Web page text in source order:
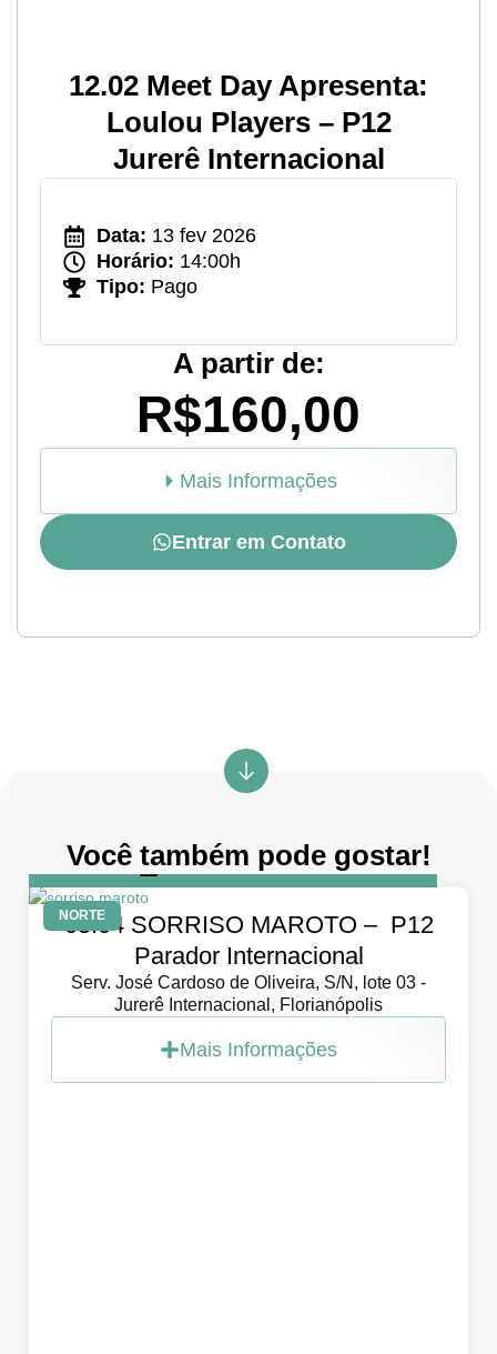
12.02 Meet Day Apresenta:
Loulou Players – P12
Jurerê Internacional
Data: 13 fev 2026
Horário: 14:00h
Tipo: Pago
A partir de:
R$160,00
Mais Informações
Entrar em Contato
Você também pode gostar!
NORTE
DIA5 de abril de 2026
05.04 SORRISO MAROTO – P12
Parador Internacional
Serv. José Cardoso de Oliveira, S/N, lote 03 -
Jurerê Internacional, Florianópolis
Mais Informações